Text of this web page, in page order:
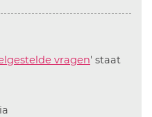
vragen' staat